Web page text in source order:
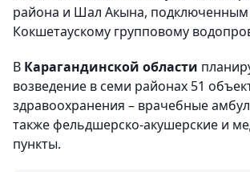
района и Шал Акына, подключенным
Кокшетаускому групповому
В Карагандинской области
возведение в семи районах 51
здравоохранения – врачебные
также фельдшерско-акушерские и
пункты.